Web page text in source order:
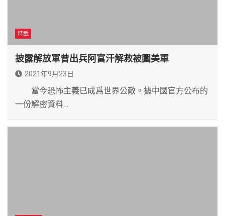
特載
披露解放軍曾出兵阿富汗解救被圍美軍
2021年9月23日
當今恐怖主義已成爲世界公敵。據中國官方公布的
一份解密資料…